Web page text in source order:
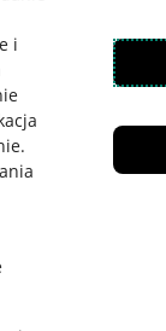
i
.